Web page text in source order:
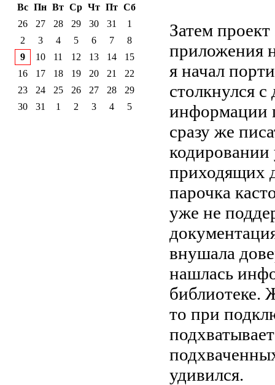
Затем
приложения
я начал
столкнулся
информации
сразу же
приходящих
парочка
уже не
внушала
нашлась
библиотеке.
то при
удивился.
Вс Пн Вт Ср Чт Пт Сб
26
27 28 29 30 31
1
2
3 4 5 6 7
8
9
10 11 12 13 14
15
16
17 18 19 20 21
22
23
24 25 26 27 28
29
30
31 1 2 3 4 5